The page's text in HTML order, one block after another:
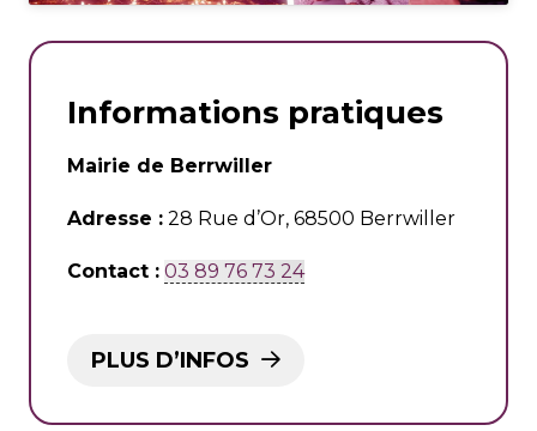
Informations pratiques
Mairie de Berrwiller
Adresse : 28 Rue d’Or, 68500 Berrwiller
Contact : 03 89 76 73 24
PLUS D’INFOS